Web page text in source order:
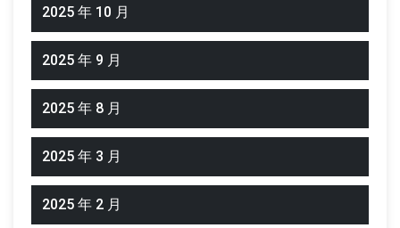
2025 年 10 月
2025 年 9 月
2025 年 8 月
2025 年 3 月
2025 年 2 月